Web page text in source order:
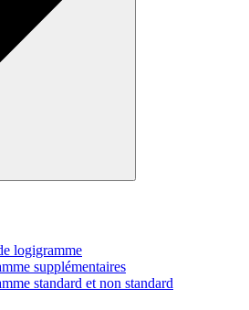
logigramme
supplémentaires
standard et non standard